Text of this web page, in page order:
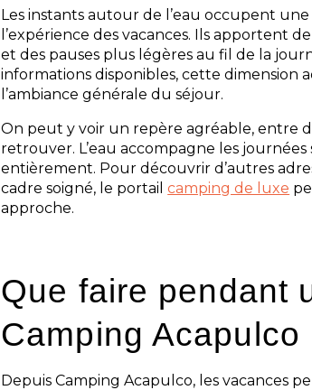
Les instants autour de l’eau occupent
l’expérience des vacances. Ils apportent
et des pauses plus légères au fil de la
informations disponibles, cette dimension
l’ambiance générale du séjour.
On peut y voir un repère agréable, entre
retrouver. L’eau accompagne les
entièrement. Pour découvrir d’autres
cadre soigné, le portailcamping de luxe
approche.
Que faire pendant
Camping Acapulco
Depuis Camping Acapulco, les vacances